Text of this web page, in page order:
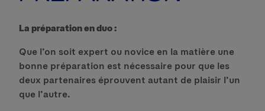
La préparation en duo :
Que l’on soit expert ou novice en la matière une
bonne préparation est nécessaire pour que les
deux partenaires éprouvent autant de plaisir l’un
que l’autre.